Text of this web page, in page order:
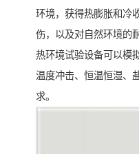
环境，获得热膨胀和冷
伤，以及对自然环境的
热环境试验设备可以模
温度冲击、恒温恒湿、
求。